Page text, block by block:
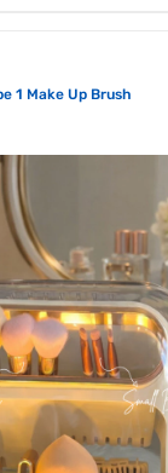
1 Make Up Brush